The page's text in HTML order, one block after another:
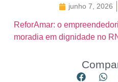
junho 7, 2026
ReforAmar: o
moradia em dignidade no